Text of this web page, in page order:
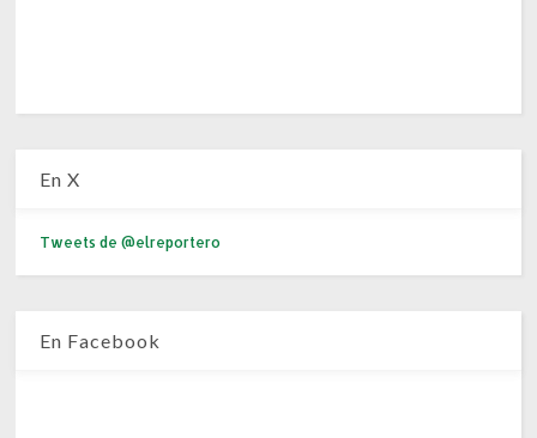
En X
Tweets de @elreportero
En Facebook